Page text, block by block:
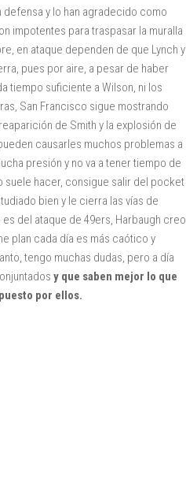
y lo han agradecido como
impotentes para traspasar la muralla
en ataque dependen de que Lynch y
pues por aire, a pesar de haber
tiempo suficiente a Wilson, ni los
San Francisco sigue mostrando
de Smith y la explosión de
causarles muchos problemas a
presión y no va a tener tiempo de
suele hacer, consigue salir del pocket
bien y le cierra las vías de
del ataque de 49ers, Harbaugh creo
plan cada día es más caótico y
tengo muchas dudas, pero a día
y que saben mejor lo que
por ellos.